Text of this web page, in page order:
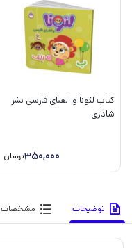
کتاب لئونا و الفبای فارسی نشر
شادزی
350,000تومان
توضیحات مشخصات